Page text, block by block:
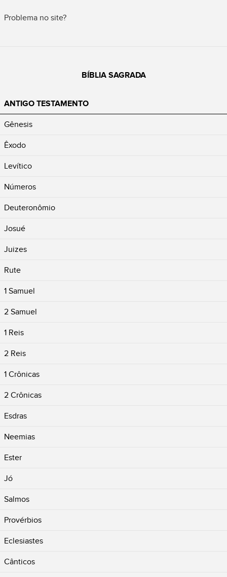
Problema no site?
BÍBLIA SAGRADA
ANTIGO TESTAMENTO
Gênesis
Êxodo
Levítico
Números
Deuteronômio
Josué
Juizes
Rute
1 Samuel
2 Samuel
1 Reis
2 Reis
1 Crônicas
2 Crônicas
Esdras
Neemias
Ester
Jó
Salmos
Provérbios
Eclesiastes
Cânticos